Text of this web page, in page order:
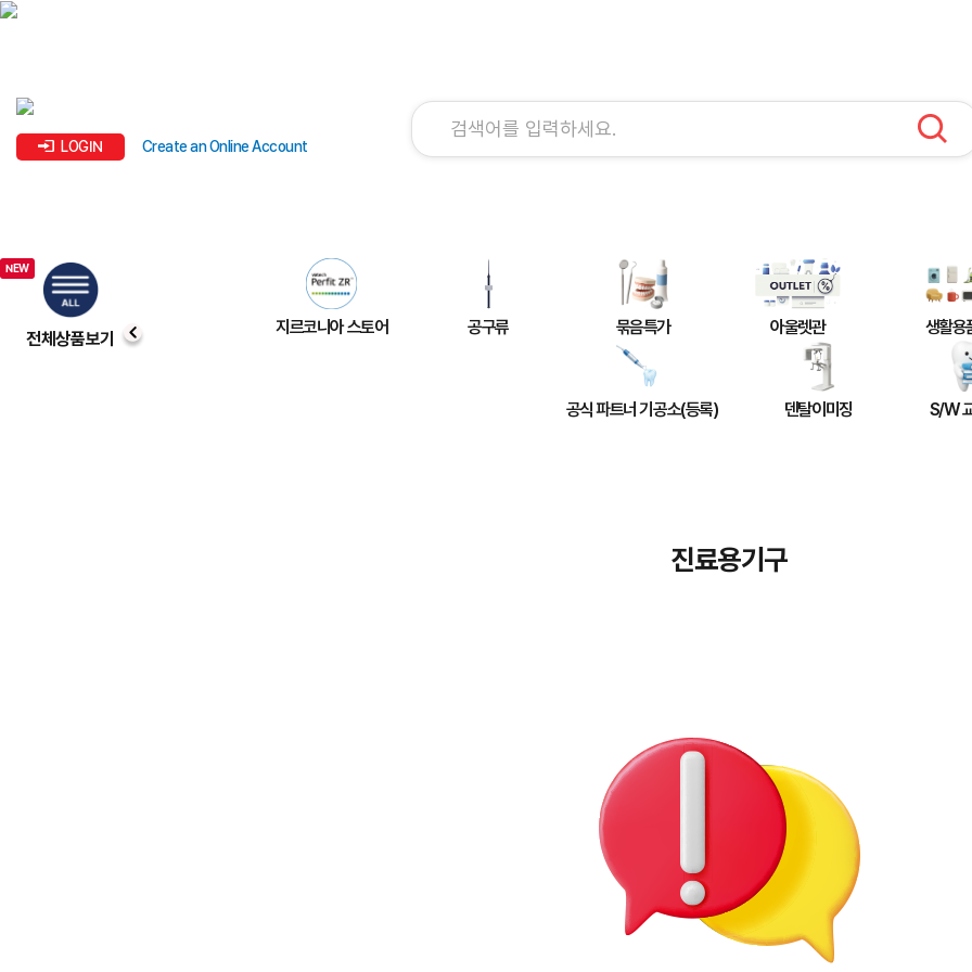
LOGIN Create an Online Account
전체상품보기
지르코니아 스토어 공구류 묶음특가 아울렛관 생활용
공식 파트너 기공소(등록) 덴탈이미징 S/W
진료용기구